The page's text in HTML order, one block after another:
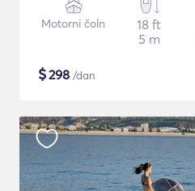
Motorni čoln
18 ft
5 m
$298 /dan